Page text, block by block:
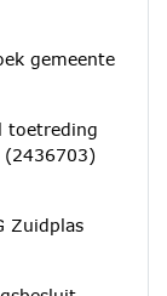
gemeente
toetreding
(2436703)
Zuidplas